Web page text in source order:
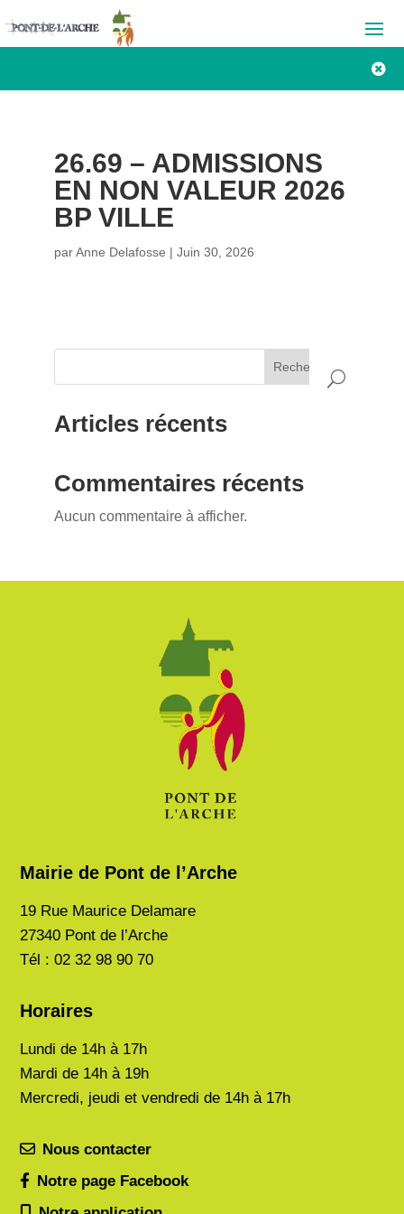

26.69 – ADMISSIONS
EN NON VALEUR 2026
BP VILLE
parAnne Delafosse | Juin 30, 2026
Rechercher
Articles récents
Commentaires récents
Aucun commentaire à afficher.
Mairie de Pont de l’Arche
19 Rue Maurice Delamare
27340 Pont de l’Arche
Tél : 02 32 98 90 70
Horaires
Lundi de 14h à 17h
Mardi de 14h à 19h
Mercredi, jeudi et vendredi de 14h à 17h
Nous contacter
Notre page Facebook